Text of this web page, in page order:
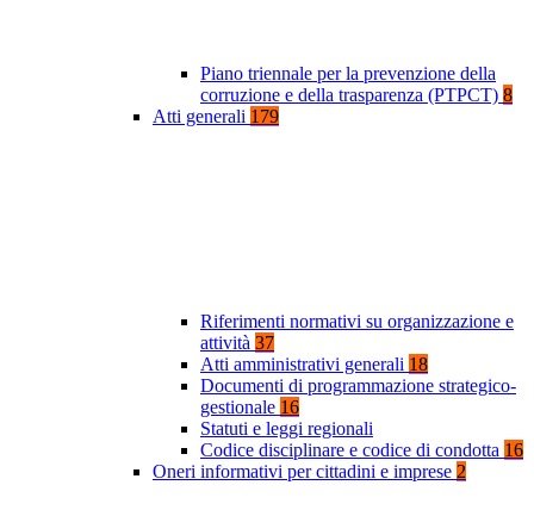
Piano triennale per la prevenzione della
corruzione e della trasparenza (PTPCT) 8
Atti generali 179
Riferimenti normativi su organizzazione e
attività 37
Atti amministrativi generali 18
Documenti di programmazione strategico-
gestionale 16
Statuti e leggi regionali
Codice disciplinare e codice di condotta 16
Oneri informativi per cittadini e imprese 2